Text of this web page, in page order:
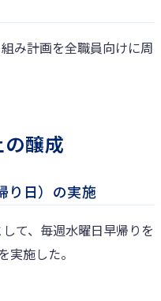
み計画を全職員向けに周
醸成
り日）の実施
て、毎週水曜日早帰りを
実施した。